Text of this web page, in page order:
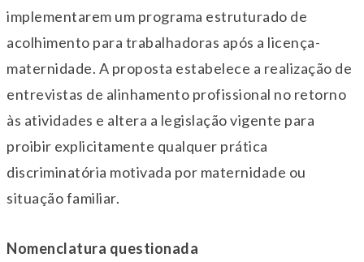
implementarem um programa estruturado de
acolhimento para trabalhadoras após a licença-
maternidade. A proposta estabelece a realização de
entrevistas de alinhamento profissional no retorno
às atividades e altera a legislação vigente para
proibir explicitamente qualquer prática
discriminatória motivada por maternidade ou
situação familiar.
Nomenclatura questionada